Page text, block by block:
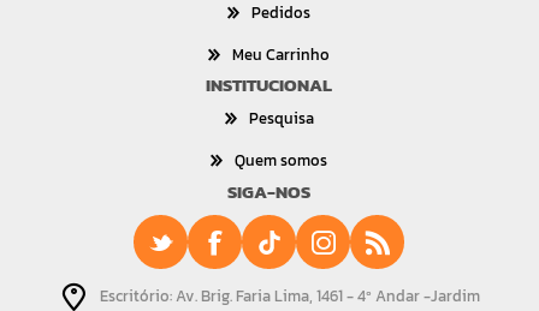
Pedidos
Meu Carrinho
INSTITUCIONAL
Pesquisa
Quem somos
SIGA-NOS
Escritório: Av. Brig. Faria Lima, 1461 - 4º Andar -Jardim